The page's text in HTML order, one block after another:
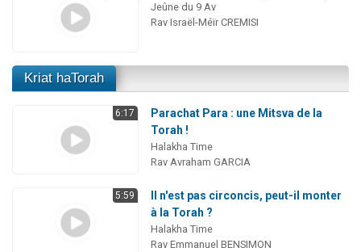
Jeûne du 9 Av
Rav Israël-Méïr CREMISI
Kriat haTorah
6:17
Parachat Para : une Mitsva de la
Torah !
Halakha Time
Rav Avraham GARCIA
5:59
Il n'est pas circoncis, peut-il monter
à la Torah ?
Halakha Time
Rav Emmanuel BENSIMON